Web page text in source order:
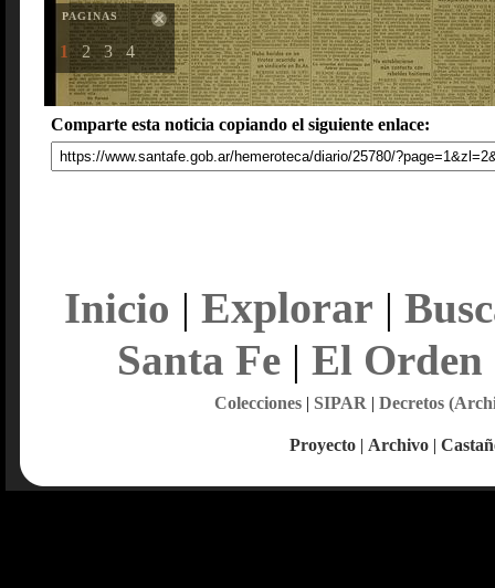
PAGINAS
1 2 3 4
Comparte esta noticia copiando el siguiente enlace:
Inicio | Explorar |
Santa Fe| El Orden
Colecciones| SIPAR | Decretos
Proyecto | Archivo |